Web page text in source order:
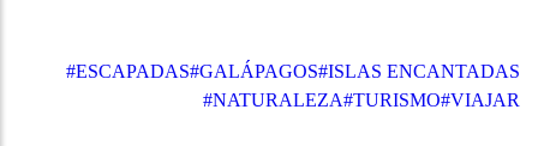
#ESCAPADAS#GALÁPAGOS#ISLAS ENCANTADAS
#NATURALEZA#TURISMO#VIAJAR